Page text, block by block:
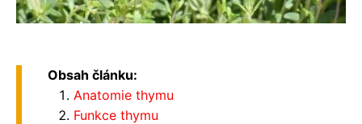
Obsah článku:
Anatomie thymu
Funkce thymu